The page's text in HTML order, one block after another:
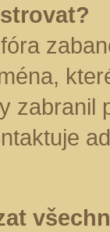
zabranil